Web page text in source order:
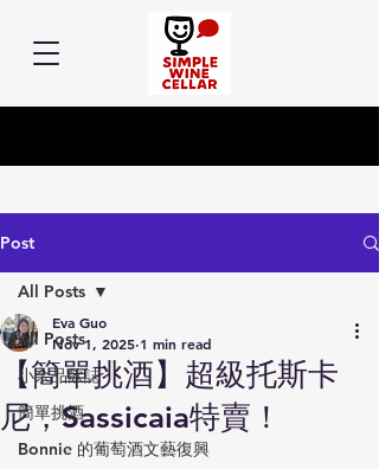
Post
All Posts
小余品飲誌
簡單挑酒
Bonnie 的葡萄酒文藝復興
All Posts
【簡單挑酒】超級托斯卡
尼，Sassicaia特賣！
Eva Guo
Nov 1, 2025 1 min read